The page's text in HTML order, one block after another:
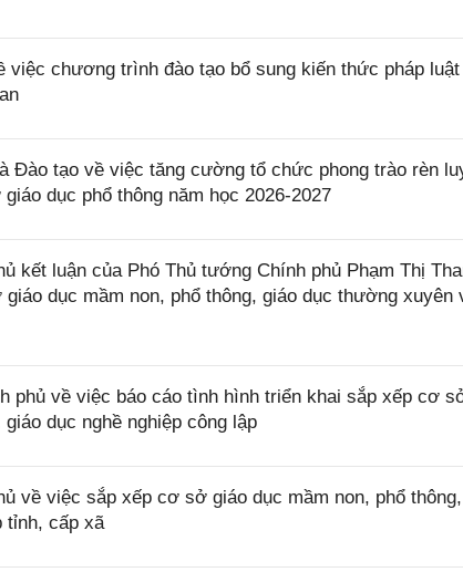
việc chương trình đào tạo bổ sung kiến thức pháp luật
Đào tạo về việc tăng cường tổ chức phong trào rèn
dục phổ thông năm học 2026-2027
kết luận của Phó Thủ tướng Chính phủ Phạm Thị
dục mầm non, phổ thông, giáo dục thường xuyên
phủ về việc báo cáo tình hình triển khai sắp xếp cơ
dục nghề nghiệp công lập
về việc sắp xếp cơ sở giáo dục mầm non, phổ thông,
tỉnh, cấp xã